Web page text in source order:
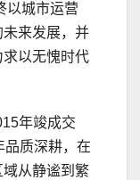
以城市运营
来发展，并
以无愧时代
年竣成交
品质深耕，在
从静谧到繁